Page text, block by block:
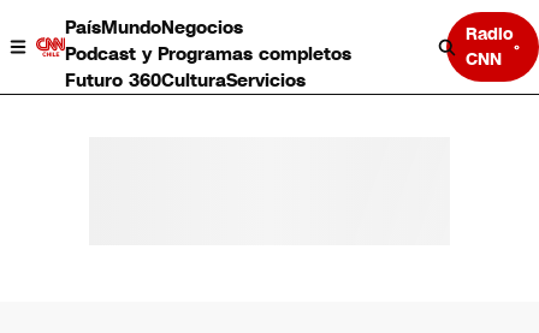
PaísMundoNegocios
Podcast y Programas completos
Futuro 360CulturaServicios
Radio
CNN